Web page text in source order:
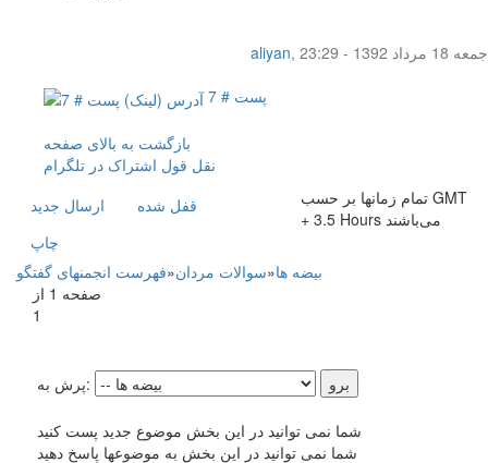
aliyan,
جمعه 18 مرداد 1392 - 23:29
پست # 7
بازگشت به بالای صفحه
نقل قول اشتراک در تلگرام
ارسال جديد
قفل شده
چاپ
تمام زمانها بر حسب GMT
+ 3.5 Hours می‌باشند
فهرست انجمنهای گفتگو»سوالات مردان»بیضه ها
صفحه 1 از
1
پرش به:
شما نمی توانید در این بخش موضوع جدید پست کنید
شما نمی توانید در این بخش به موضوعها پاسخ دهید